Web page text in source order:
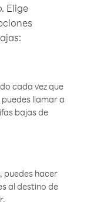
Elige
cada vez que
llamar a
bajas de
puedes hacer
al destino de